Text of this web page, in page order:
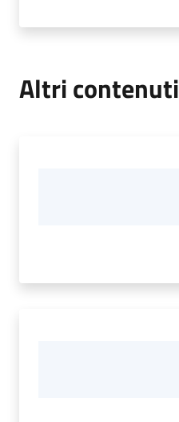
Altri contenuti